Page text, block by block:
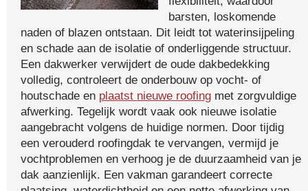
barsten, loskomende
naden of blazen ontstaan. Dit leidt tot waterinsijpeling
en schade aan de isolatie of onderliggende structuur.
Een dakwerker verwijdert de oude dakbedekking
volledig, controleert de onderbouw op vocht- of
houtschade en plaatst nieuwe roofing met zorgvuldige
afwerking. Tegelijk wordt vaak ook nieuwe isolatie
aangebracht volgens de huidige normen. Door tijdig
een verouderd roofingdak te vervangen, vermijd je
vochtproblemen en verhoog je de duurzaamheid van je
dak aanzienlijk. Een vakman garandeert correcte